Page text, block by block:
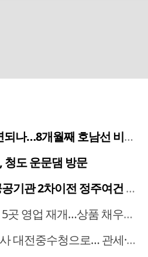
째 호남선 비개착공사 시공사 선정 난항
청도 운문댐 방문
2차이전 정주여건 확보 시급
업 재개…상품 채우기 ‘속도전’
청으로… 관세·국세 수사 전문인력 주목